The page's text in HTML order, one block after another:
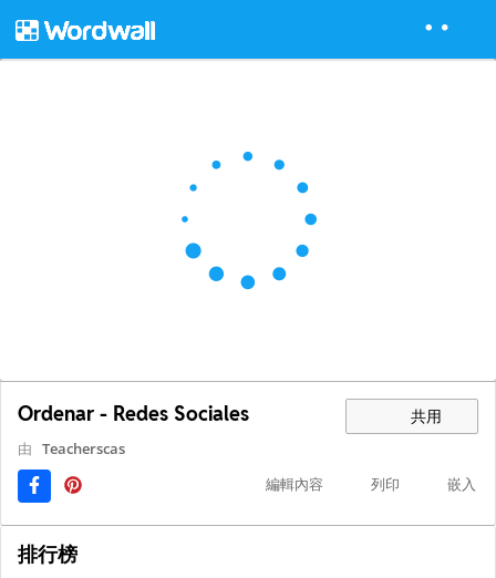
Ordenar - Redes Sociales 共用
由 Teacherscas
編輯內容
列印 嵌入
排行榜